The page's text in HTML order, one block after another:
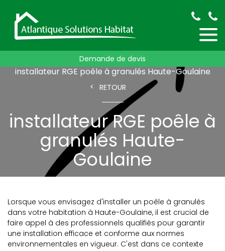
Demande de devis
installateur RGE poêle à granulés
installateur RGE poêle à granulés Haute-Goulaine
RETOUR
installateur RGE poêle à
granulés Haute-
Goulaine
Lorsque vous envisagez d'installer un poêle à granulés
dans votre habitation à Haute-Goulaine, il est crucial de
faire appel à des professionnels qualifiés pour garantir
une installation efficace et conforme aux normes
environnementales en vigueur. C'est dans ce contexte